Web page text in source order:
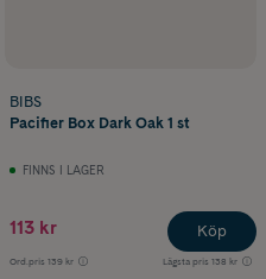
BIBS
Pacifier Box Dark Oak 1 st
FINNS I LAGER
113 kr
Ord.pris 139 kr Lägsta pris 138 kr
Köp